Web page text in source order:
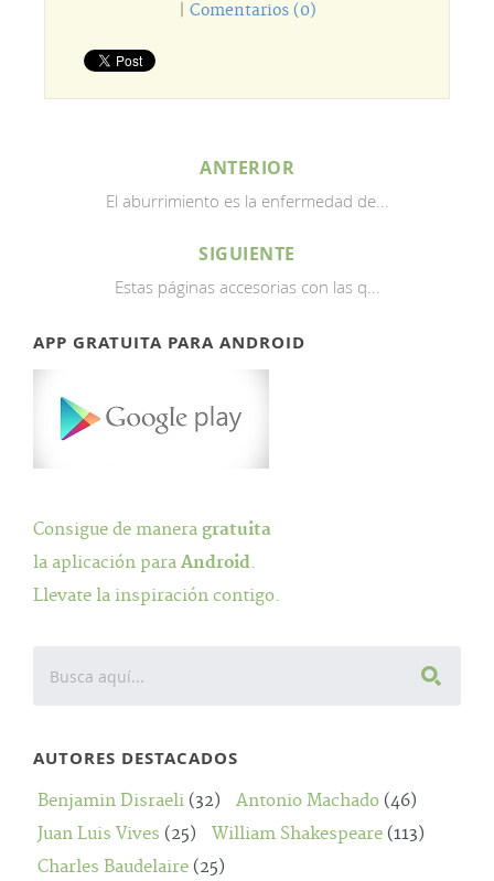
Comentarios (0)
ANTERIOR
El aburrimiento es la enfermedad de...
SIGUIENTE
Estas páginas accesorias con las q...
APP GRATUITA PARA ANDROID
Consigue de manera gratuita
la aplicación para Android.
Llevate la inspiración contigo.
AUTORES DESTACADOS
Benjamin Disraeli (32) Antonio Machado (46)
Juan Luis Vives (25) William Shakespeare (113)
Charles Baudelaire (25)